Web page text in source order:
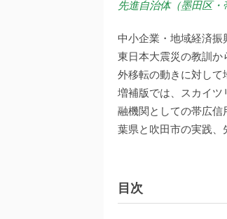
先進自治体（墨田区
中小企業・地域経済振
東日本大震災の教訓
外移転の動きに対して
増補版では、スカイ
融機関としての帯広
葉県と吹田市の実践、
目次